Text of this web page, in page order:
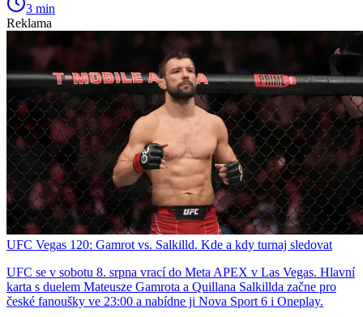
3 min
Reklama
UFC Vegas 120: Gamrot vs. Salkilld. Kde a kdy turnaj sledovat
UFC se v sobotu 8. srpna vrací do Meta APEX v Las Vegas. Hlavní
karta s duelem Mateusze Gamrota a Quillana Salkillda začne pro
české fanoušky ve 23:00 a nabídne ji Nova Sport 6 i Oneplay.